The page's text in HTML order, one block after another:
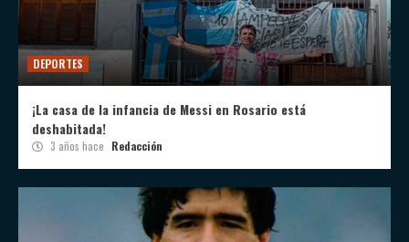
DEPORTES
¡La casa de la infancia de Messi en Rosario está
deshabitada!
3 años hace Redacción